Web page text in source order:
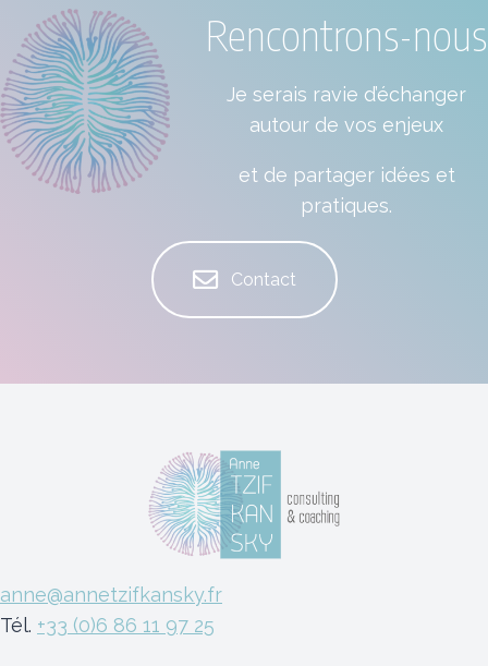
Rencontrons-nous
Je serais ravie d’échanger
autour de vos enjeux
et de partager idées et
pratiques.
Contact
anne@annetzifkansky.fr
Tél. +33 (0)6 86 11 97 25